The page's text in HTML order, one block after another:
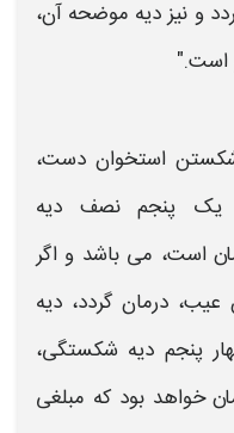
و نیز دیه موضحه آن،
استخوان دست،
یک پنجم نصف دیه
میلیون تومان است، می باشد و اگر
عیب، درمان گردد، دیه
پنجم دیه شکستگی،
میلیون تومان خواهد بود که مبلغی